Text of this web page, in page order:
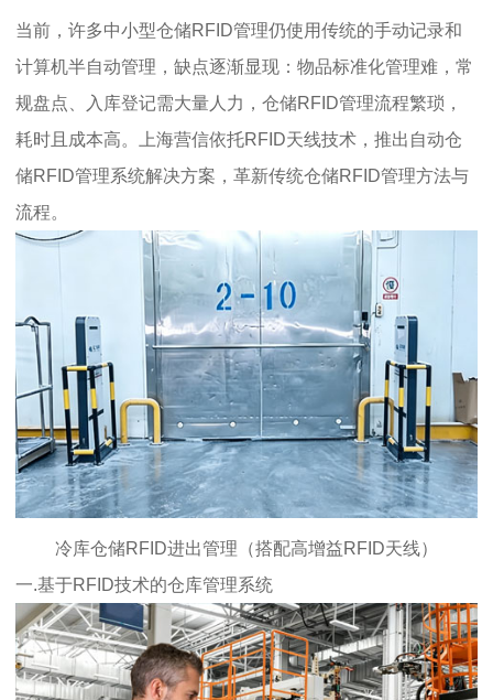
当前，许多中小型仓储RFID管理仍使用传统的手动记录和
计算机半自动管理，缺点逐渐显现：物品标准化管理难，常
规盘点、入库登记需大量人力，仓储RFID管理流程繁琐，
耗时且成本高。上海营信依托RFID天线技术，推出自动仓
储RFID管理系统解决方案，革新传统仓储RFID管理方法与
流程。
冷库仓储RFID进出管理（搭配高增益RFID天线）
一.基于RFID技术的仓库管理系统